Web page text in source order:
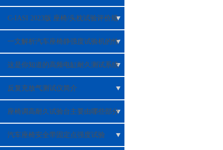
C-IASI 2023版 座椅/头枕试验评价规
程（征求意见稿）
一文解析汽车座椅静强度试验机的性
能特点
这是你知道的高频电缸耐久测试系统
吗？
反复充放气测试仪简介
座椅调高耐久试验台主要由哪些部分
组成？
汽车座椅安全带固定点强度试验